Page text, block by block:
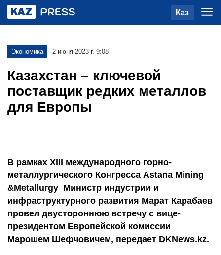
Каз
Экономика 2 июня 2023 г. 9:08
Казахстан – ключевой
поставщик редких металлов
для Европы
В рамках XIII международного горно-
металлургического Конгресса Astana Mining
&Metallurgy Министр индустрии и
инфраструктурного развития Марат Карабаев
провел двустороннюю встречу с вице-
президентом Европейской комиссии
Марошем Шефчовичем, передает DKNews.kz.